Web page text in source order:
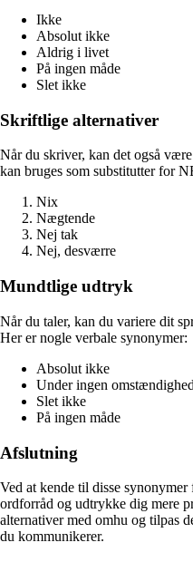
Ikke
Absolut ikke
Aldrig i livet
På ingen måde
Slet ikke
Skriftlige alternativer
Når du skriver, kan det også
kan bruges som substitutter for
Nix
Nægtende
Nej tak
Nej, desværre
Mundtlige udtryk
Når du taler, kan du variere dit
Her er nogle verbale synonymer:
Absolut ikke
Under ingen
Slet ikke
På ingen måde
Afslutning
Ved at kende til disse
ordforråd og udtrykke dig mere
alternativer med omhu og tilpas
du kommunikerer.